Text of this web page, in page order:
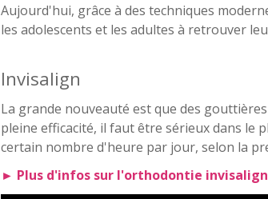
Aujourd'hui, grâce à des techniques
les adolescents et les adultes à retrouver
Invisalign
La grande nouveauté est que des
pleine efficacité, il faut être sérieux dans
certain nombre d'heure par jour, selon la
► Plus d'infos sur l'orthodontie invisalign